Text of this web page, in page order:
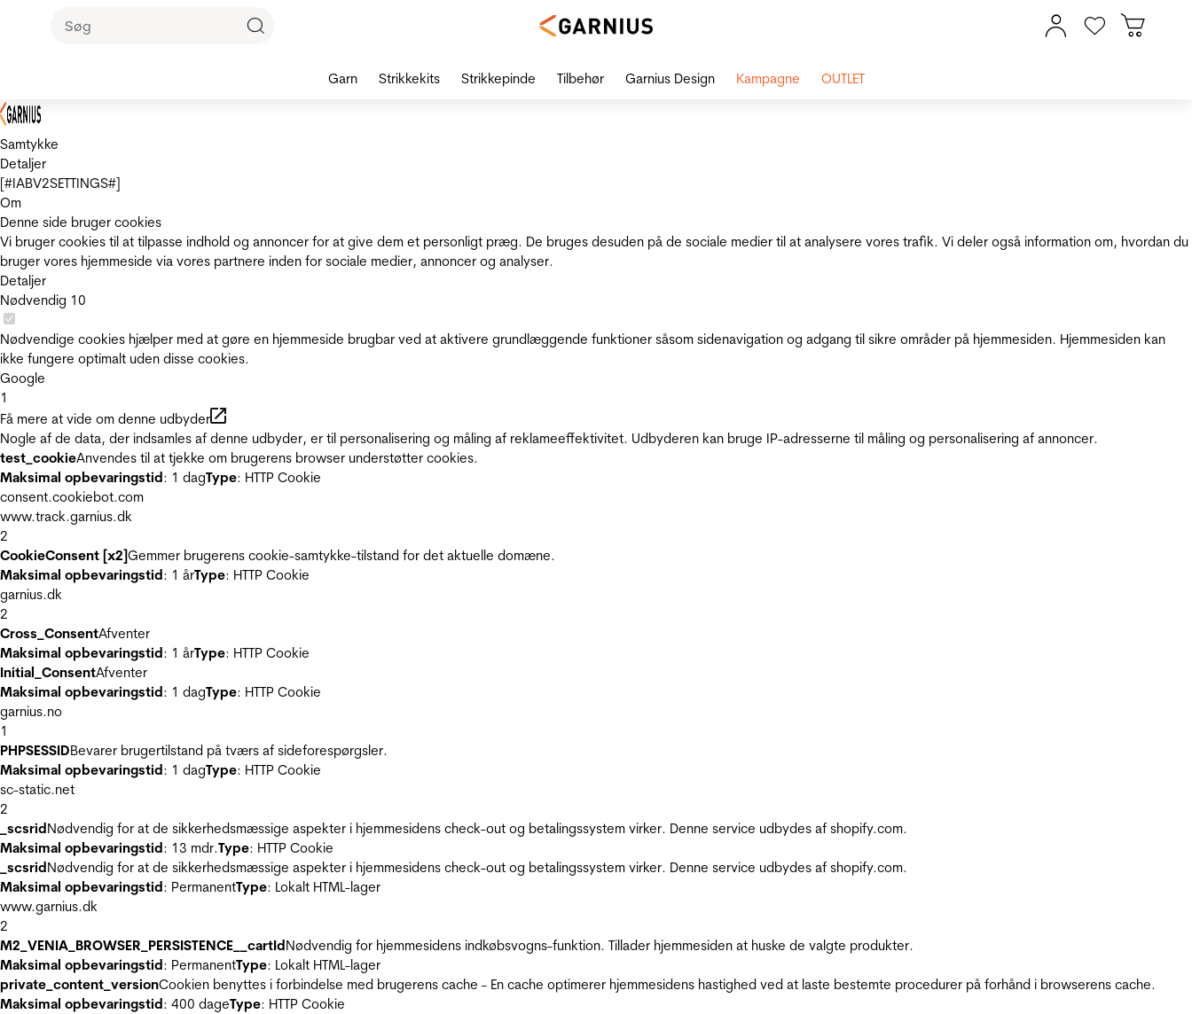
Samtykke
Detaljer
[#IABV2SETTINGS#]
Om
Denne side bruger cookies
Vi bruger cookies til at tilpasse indhold og annoncer for at give dem et personligt præg. De bruges desuden på de sociale medier til at analysere vores trafik. Vi deler også information om, hvordan du
bruger vores hjemmeside via vores partnere inden for sociale medier, annoncer og analyser.
Detaljer
Nødvendig 10
Nødvendige cookies hjælper med at gøre en hjemmeside brugbar ved at aktivere grundlæggende funktioner såsom sidenavigation og adgang til sikre områder på hjemmesiden. Hjemmesiden kan
ikke fungere optimalt uden disse cookies.
Google
1
Få mere at vide om denne udbyder
Nogle af de data, der indsamles af denne udbyder, er til personalisering og måling af reklameeffektivitet. Udbyderen kan bruge IP-adresserne til måling og personalisering af annoncer.
test_cookieAnvendes til at tjekke om brugerens browser understøtter cookies.
Maksimal opbevaringstid: 1 dagType: HTTP Cookie
consent.cookiebot.com
www.track.garnius.dk
2
CookieConsent [x2]Gemmer brugerens cookie-samtykke-tilstand for det aktuelle domæne.
Maksimal opbevaringstid: 1 årType: HTTP Cookie
garnius.dk
2
Cross_ConsentAfventer
Maksimal opbevaringstid: 1 årType: HTTP Cookie
Initial_ConsentAfventer
Maksimal opbevaringstid: 1 dagType: HTTP Cookie
garnius.no
1
PHPSESSIDBevarer brugertilstand på tværs af sideforespørgsler.
Maksimal opbevaringstid: 1 dagType: HTTP Cookie
sc-static.net
2
_scsridNødvendig for at de sikkerhedsmæssige aspekter i hjemmesidens check-out og betalingssystem virker. Denne service udbydes af shopify.com.
Maksimal opbevaringstid: 13 mdr.Type: HTTP Cookie
_scsridNødvendig for at de sikkerhedsmæssige aspekter i hjemmesidens check-out og betalingssystem virker. Denne service udbydes af shopify.com.
Maksimal opbevaringstid: PermanentType: Lokalt HTML-lager
www.garnius.dk
2
M2_VENIA_BROWSER_PERSISTENCE__cartIdNødvendig for hjemmesidens indkøbsvogns-funktion. Tillader hjemmesiden at huske de valgte produkter.
Maksimal opbevaringstid: PermanentType: Lokalt HTML-lager
private_content_versionCookien benyttes i forbindelse med brugerens cache - En cache optimerer hjemmesidens hastighed ved at laste bestemte procedurer på forhånd i browserens cache.
Maksimal opbevaringstid: 400 dageType: HTTP Cookie
Garn Strikkekits Strikkepinde Tilbehør Garnius Design Kampagne OUTLET